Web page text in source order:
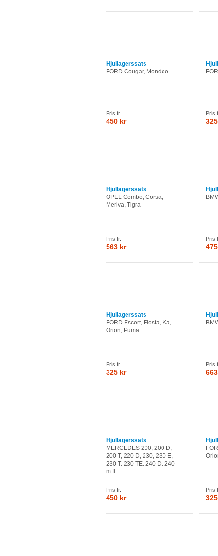
Hjullagerssats
FORD Cougar, Mondeo
Pris fr.
450 kr
Pris
Hjullagerssats
OPEL Combo, Corsa,
Meriva, Tigra
Pris fr.
563 kr
Pris
Hjullagerssats
FORD Escort, Fiesta, Ka,
Orion, Puma
Pris fr.
325 kr
Pris
Hjullagerssats
MERCEDES 200, 200 D,
200 T, 220 D, 230, 230 E,
230 T, 230 TE, 240 D, 240
m.fl.
Pris fr.
450 kr
Pris